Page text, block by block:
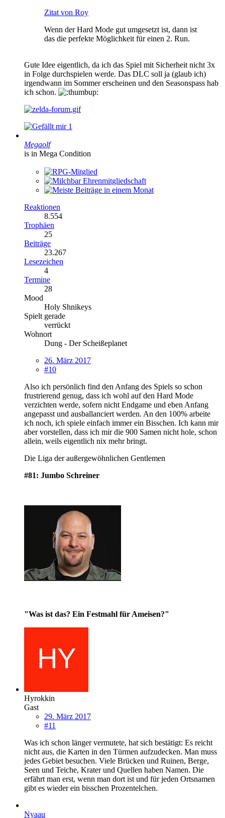
Zitat von Roy
Wenn der Hard Mode gut umgesetzt ist, dann ist
das die perfekte Möglichkeit für einen 2. Run.
Gute Idee eigentlich, da ich das Spiel mit Sicherheit nicht 3x
in Folge durchspielen werde. Das DLC soll ja (glaub ich)
irgendwann im Sommer erscheinen und den Seasonspass hab
ich schon.
1
Megaolf
is in Mega Condition
Reaktionen
8.554
Trophäen
25
Beiträge
23.267
Lesezeichen
4
Termine
28
Mood
Holy Shnikeys
Spielt gerade
verrückt
Wohnort
Dung - Der Scheißeplanet
26. März 2017
#10
Also ich persönlich find den Anfang des Spiels so schon
frustrierend genug, dass ich wohl auf den Hard Mode
verzichten werde, sofern nicht Endgame und eben Anfang
angepasst und ausballanciert werden. An den 100% arbeite
ich noch, ich spiele einfach immer ein Bisschen. Ich kann mir
aber vorstellen, dass ich mir die 900 Samen nicht hole, schon
allein, weils eigentlich nix mehr bringt.
Die Liga der außergewöhnlichen Gentlemen
#81: Jumbo Schreiner
"Was ist das? Ein Festmahl für Ameisen?"
Hyrokkin
Gast
29. März 2017
#11
Was ich schon länger vermutete, hat sich bestätigt: Es reicht
nicht aus, die Karten in den Türmen aufzudecken. Man muss
jedes Gebiet besuchen. Viele Brücken und Ruinen, Berge,
Seen und Teiche, Krater und Quellen haben Namen. Die
erfährt man erst, wenn man dort ist und für jeden Ortsnamen
gibt es wieder ein bisschen Prozentelchen.
Nyaau